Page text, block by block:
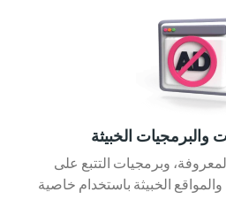
والبرمجيات الخبيثة
وبرمجيات التتبع على